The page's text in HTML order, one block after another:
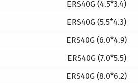
ERS40G (4.5*3.4)
ERS40G (5.5*4.3)
ERS40G (6.0*4.9)
ERS40G (7.0*5.5)
ERS40G (8.0*6.2)